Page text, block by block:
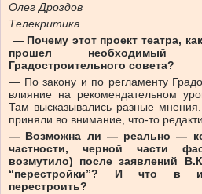
Олег Дроздов
Телекритика
— Почему этот проект театра,
прошел необходимый
Градостроительного совета?
— По закону и по регламенту
влияние на рекомендательном
Там высказывались разные
приняли во внимание, что-то
— Возможна ли — реально —
частности, черной части
возмутило) после заявлений
“перестройки”? И что в
перестроить?